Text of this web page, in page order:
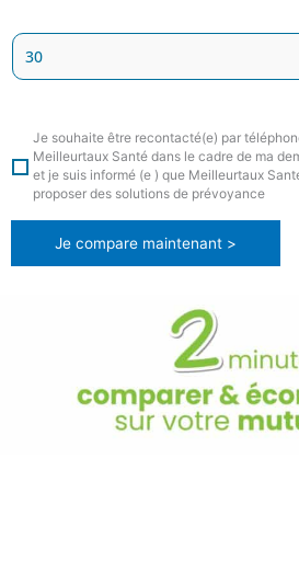
Je souhaite être recontacté(e) par
Meilleurtaux Santé dans le cadre de ma
et je suis informé (e ) que Meilleurtaux
proposer des solutions de prévoyance
Je compare maintenant >